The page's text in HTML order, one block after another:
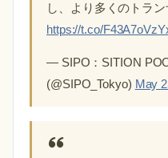
し、より多くのトラ
https://t.co/
— SIPO：SITION
(@SIPO_Tokyo) May